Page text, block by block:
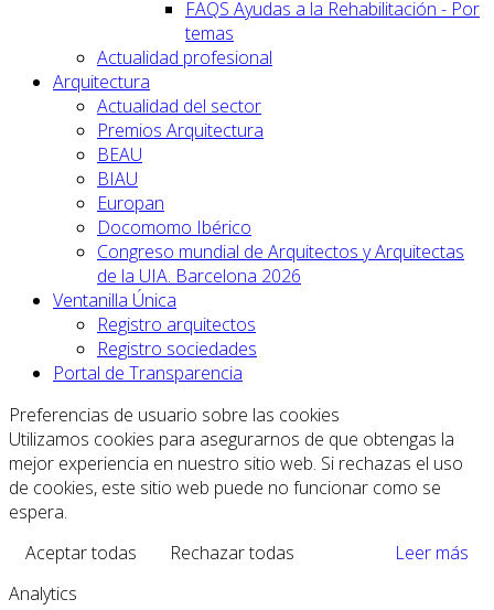
FAQS Ayudas a la Rehabilitación - Por
temas
Actualidad profesional
Arquitectura
Actualidad del sector
Premios Arquitectura
BEAU
BIAU
Europan
Docomomo Ibérico
Congreso mundial de Arquitectos y Arquitectas
de la UIA. Barcelona 2026
Ventanilla Única
Registro arquitectos
Registro sociedades
Portal de Transparencia
Preferencias de usuario sobre las cookies
Utilizamos cookies para asegurarnos de que obtengas la
mejor experiencia en nuestro sitio web. Si rechazas el uso
de cookies, este sitio web puede no funcionar como se
espera.
Aceptar todas
Rechazar todas
Leer más
Analytics